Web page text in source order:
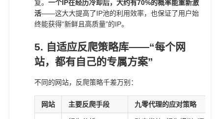
复。 一个IP在经历冷却后，大约有70%的概率能重新激
活——这大大提高了IP池的利用效率，也保证了用户始
终能获得“新鲜且高质量”的IP。
5. 自适应反爬策略库——“每个网
站，都有自己的专属方案”
不同的网站，反爬策略千差万别：
网站 主要反爬手段 九零代理的应对策略